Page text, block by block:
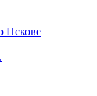
Пскове